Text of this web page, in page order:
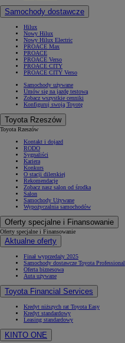
Samochody dostawcze
Hilux
Nowy Hilux
Nowy Hilux Electric
PROACE Max
PROACE
PROACE Verso
PROACE CITY
PROACE CITY Verso
Samochody używane
Umów się na jazdę testową
Zobacz wszystkie cenniki
Konfiguruj swoją Toyotę
Toyota Rzeszów
Toyota Rzeszów
Kontakt i dojazd
RODO
Sygnaliści
Kariera
Konkurs
O stacji dilerskiej
Rekomendacje
Zobacz nasz salon od środka
Salon
Samochody Używane
Wypożyczalnia samochodów
Oferty specjalne i Finansowanie
Oferty specjalne i Finansowanie
Aktualne oferty
Finał wyprzedaży 2025
Samochody dostawcze Toyota Professional
Oferta biznesowa
Auta używane
Toyota Financial Services
Kredyt niższych rat Toyota Easy
Kredyt standardowy
Leasing standardowy
KINTO ONE